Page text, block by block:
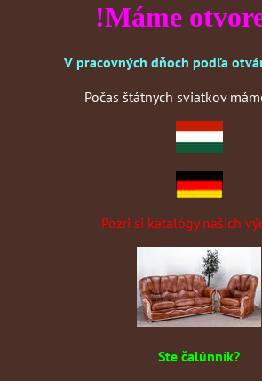
!Máme
V pracovných dňoch podľa
Počas štátnych sviatkov
Pozri si katalógy našich
Ste čalúnník?